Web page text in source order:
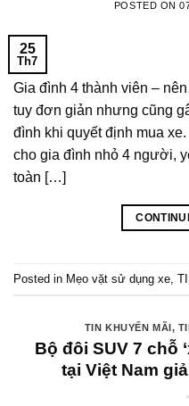
POSTED ON
25
Th7
Gia đình 4 thành viên –
tuy đơn giản nhưng cũng
đình khi quyết định mua
cho gia đình nhỏ 4 người,
toàn […]
Posted in Mẹo vặt sử dụng xe
TIN KHUYẾN MÃI ,
Bộ đôi SUV 7 chỗ
tại Việt Nam